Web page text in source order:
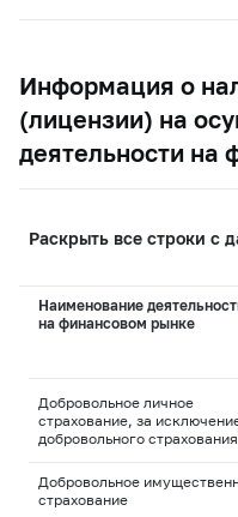
Информация о
(лицензии) на
деятельности на
Раскрыть все строки с
Наименование
на финансовом рынке
Добровольное личное
страхование, за
добровольного страхования
Добровольное
страхование